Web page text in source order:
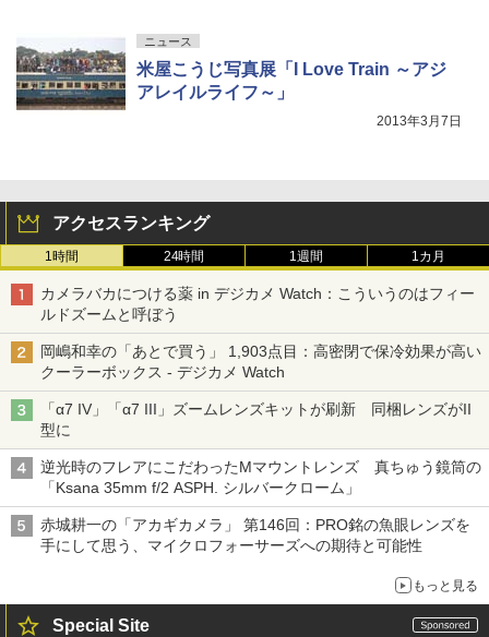
ニュース
米屋こうじ写真展「I Love Train ～アジ
アレイルライフ～」
2013年3月7日
アクセスランキング
1時間 24時間 1週間 1カ月
カメラバカにつける薬 in デジカメ Watch：こういうのはフィー
ルドズームと呼ぼう
岡嶋和幸の「あとで買う」 1,903点目：高密閉で保冷効果が高い
クーラーボックス - デジカメ Watch
「α7 IV」「α7 III」ズームレンズキットが刷新 同梱レンズがII
型に
逆光時のフレアにこだわったMマウントレンズ 真ちゅう鏡筒の
「Ksana 35mm f/2 ASPH. シルバークローム」
赤城耕一の「アカギカメラ」 第146回：PRO銘の魚眼レンズを
手にして思う、マイクロフォーサーズへの期待と可能性
もっと見る
Special Site